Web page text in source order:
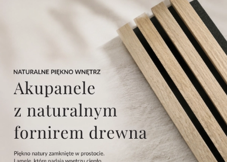
Wybierz coś dla siebie z naszej aktualnej oferty lub
zaloguj się, aby przywrócić dodane produkty do listy
z poprzedniej sesji.